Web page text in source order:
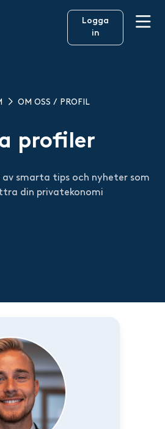
Logga
in
OM OSS / PROFIL
profiler
av smarta tips och nyheter som
din privatekonomi